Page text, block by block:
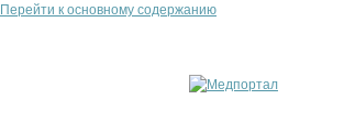
Перейти к основному содержанию